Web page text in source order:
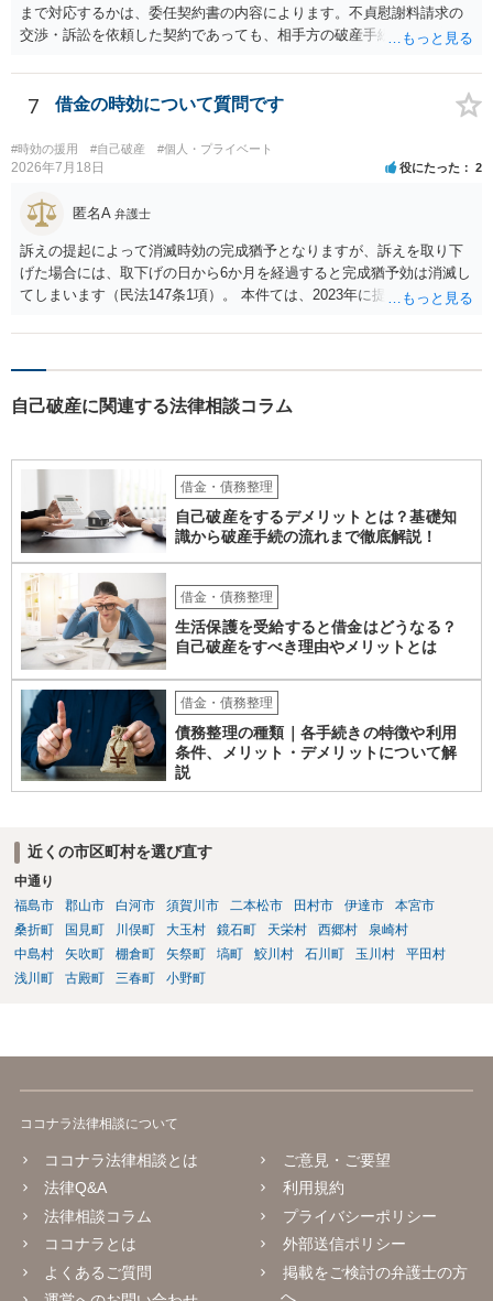
まで対応するかは、委任契約書の内容によります。不貞慰謝料請求の
交渉・訴訟を依頼した契約であっても、相手方の破産手続への対応、
等まで当然に含まれているとは限りません。そのため、追加費用が発
生するかどうかは、まず委任契約書と弁護士の説明を確認した方がよ
いでしょう。 成功報酬についても、契約内容次第です。通常は、実際
に回収できた金額を基準に報酬が発生する契約が多いと思われます
が、「請求額を認めさせた場合」や「和解成立時」など、回収前に報
士に、破産手続への意見申述まで契約内で対応してもらえるのか、追
加費用はかかるか、免責された場合に成功報酬が発生するのか、非免
責債権として争う見込みがあるのかを確認されるとよいと思います。
7 借金の時効について質問です
#時効の援用 #自己破産 #個人・プライベート
2026年7月18日 役にたった 2
匿名A 弁護士
訴えの提起によって消滅時効の完成猶予となりますが、訴えを取り下
げた場合には、取下げの日から6か月を経過すると完成猶予効は消滅し
てしまいます（民法147条1項）。 本件ては、2023年に提訴された債権
権者については取下げ日から6か月以内に再提訴しなければやはり時効
か月程度経過しても支払いがなければ一括返済可能という契約になっ
自己破産に関連する法律相談コラム
借金・債務整理
自己破産をするデメリットとは？基礎知
識から破産手続の流れまで徹底解説！
借金・債務整理
生活保護を受給すると借金はどうなる？
自己破産をすべき理由やメリットとは
借金・債務整理
債務整理の種類｜各手続きの特徴や利用
条件、メリット・デメリットについて解
説
近くの市区町村を選び直す
中通り
福島市
郡山市 白河市 須賀川市 二本松市 田村市 伊達市
本宮市
桑折町
国見町 川俣町 大玉村 鏡石町 天栄村 西郷村
泉崎村
中島村
矢吹町 棚倉町 矢祭町 塙町 鮫川村 石川町 玉川村
平田村
浅川町
古殿町 三春町 小野町
ココナラ法律相談について
ココナラ法律相談とは
法律Q&A
法律相談コラム
ココナラとは
よくあるご質問
ご意見・ご要望
利用規約
プライバシーポリシー
外部送信ポリシー
掲載をご検討の弁護士の方
へ